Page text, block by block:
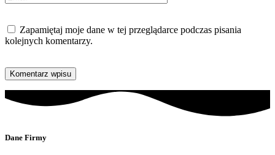
Zapamiętaj moje dane w tej przeglądarce podczas pisania
kolejnych komentarzy.
Dane Firmy